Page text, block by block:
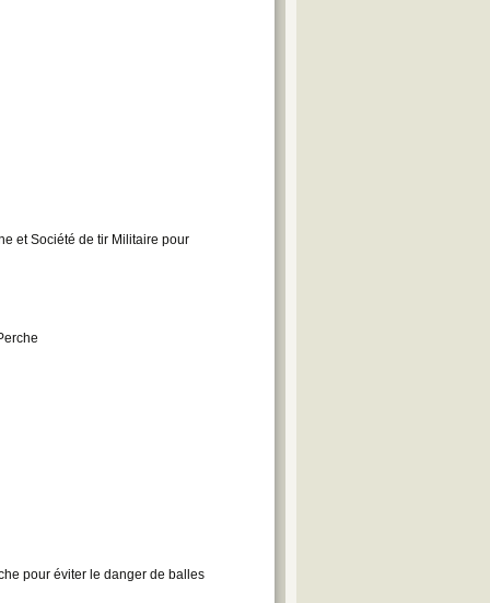
et Société de tir Militaire pour
pour éviter le danger de balles